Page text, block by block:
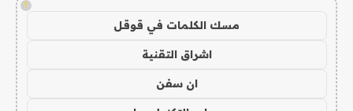
!
مسك الكلمات في قوقل
اشراق التقنية
ان سفن